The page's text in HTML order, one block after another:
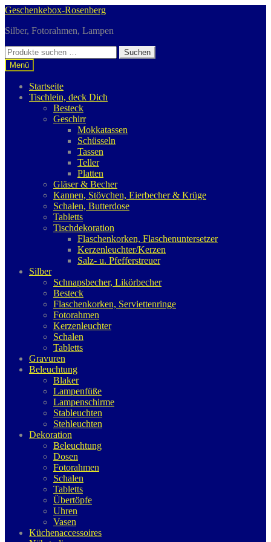
Zur
springen
Zum
springen
Geschenkebox-Rosenberg
Silber, Fotorahmen, Lampen
Suchen
nach:
Suchen
Menü
Startseite
Tischlein, deck Dich
Besteck
Geschirr
Mokkatassen
Schüsseln
Tassen
Teller
Platten
Gläser & Becher
Kannen, Stövchen, Eierbecher & Krüge
Schalen, Butterdose
Tabletts
Tischdekoration
Flaschenkorken, Flaschenuntersetzer
Kerzenleuchter/Kerzen
Salz- u. Pfefferstreuer
Silber
Schnapsbecher, Likörbecher
Besteck
Flaschenkorken, Serviettenringe
Fotorahmen
Kerzenleuchter
Schalen
Tabletts
Gravuren
Beleuchtung
Blaker
Lampenfüße
Lampenschirme
Stableuchten
Stehleuchten
Dekoration
Beleuchtung
Dosen
Fotorahmen
Schalen
Tabletts
Übertöpfe
Uhren
Vasen
Küchenaccessoires